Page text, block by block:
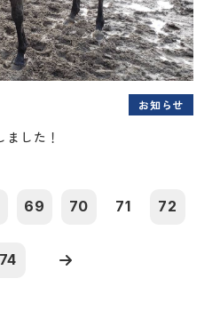
お知らせ
ました！
69 70 71 72
74